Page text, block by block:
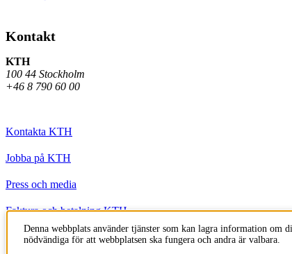
Kontakt
KTH
100 44 Stockholm
+46 8 790 60 00
Kontakta KTH
Jobba på KTH
Press och media
Faktura och betalning KTH
Om KTH:s webbplatser
Denna webbplats använder tjänster som kan lagra information om
nödvändiga för att webbplatsen ska fungera och andra är valbara.